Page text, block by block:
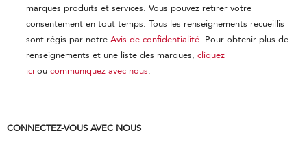
marques produits et services. Vous pouvez retirer votre
consentement en tout temps. Tous les renseignements recueillis
sont régis par notre Avis de confidentialité. Pour obtenir plus de
renseignements et une liste des marques, cliquez
ici ou communiquez avec nous.
CONNECTEZ-VOUS AVEC NOUS